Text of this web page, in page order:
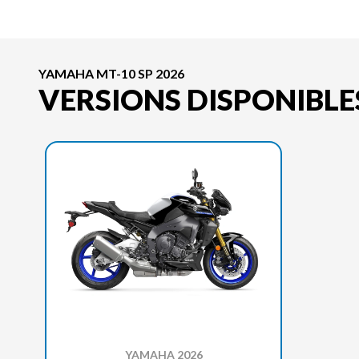
YAMAHA MT-10 SP 2026
VERSIONS
YAMAHA 2026